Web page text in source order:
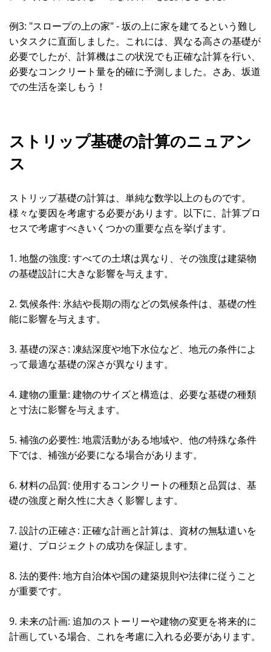
例3: "スロープの上の家" - 坂の上に家を建てるという難し
いタスクに直面しました。これには、異なる高さの基礎が
必要でしたが、計算機はこの状況でも正確な計算を行い、
必要なコンクリート量を的確に予測しました。さあ、坂道
での生活を楽しもう！
ストリップ基礎の計算のニュアン
ス
ストリップ基礎の計算は、単純な数学以上のものです。
様々な要因を考慮する必要があります。以下に、計算プロ
セスで考慮すべきいくつかの重要な点を挙げます。
1. 地盤の強度: すべての土壌は異なり、その強度は建築物
の基礎設計に大きな影響を与えます。
2. 気候条件: 氷結や長期の雨などの気候条件は、基礎の性
能に影響を与えます。
3. 基礎の深さ: 凍結深度や地下水位など、地元の条件によ
って最適な基礎の深さが異なります。
4. 建物の重量: 建物のサイズと構造は、必要な基礎の種類
と寸法に影響を与えます。
5. 補強の必要性: 地震活動がある地域や、他の特殊な条件
下では、補強が必要になる場合があります。
6. 材料の品質: 使用するコンクリートの種類と品質は、基
礎の強度と耐久性に大きく影響します。
7. 設計の正確さ: 正確な計画と計算は、資材の無駄遣いを
避け、プロジェクトの成功を保証します。
8. 法的要件: 地方自治体や国の建築規則や法律に従うこと
が重要です。
9. 未来の計画: 追加のストーリーや建物の変更を将来的に
計画している場合、これを考慮に入れる必要があります。